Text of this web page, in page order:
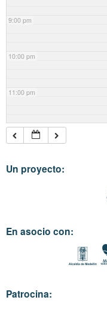
9:00 pm
10:00 pm
11:00 pm
Un proyecto:
En asocio con:
Patrocina: